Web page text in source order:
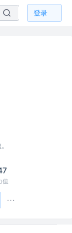
登录
值